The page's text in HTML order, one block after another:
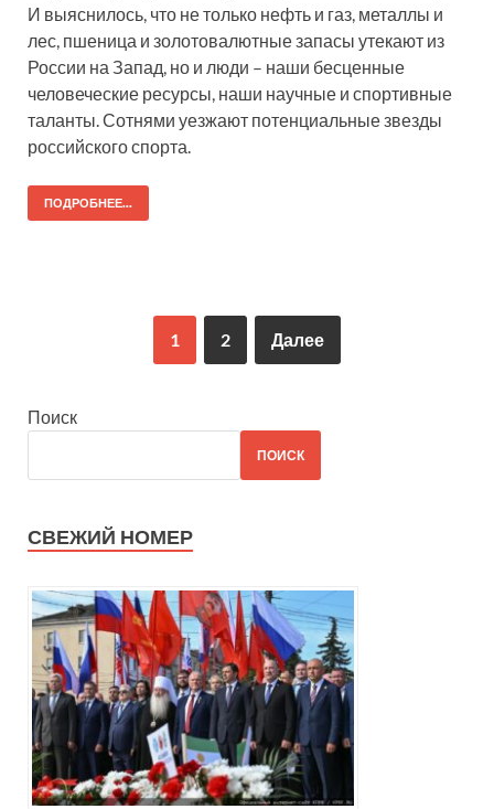
И выяснилось, что не только нефть и газ, металлы и
лес, пшеница и золотовалютные запасы утекают из
России на Запад, но и люди – наши бесценные
человеческие ресурсы, наши научные и спортивные
таланты. Сотнями уезжают потенциальные звезды
российского спорта.
ПОДРОБНЕЕ...
1 2 Далее
Поиск
ПОИСК
СВЕЖИЙ НОМЕР